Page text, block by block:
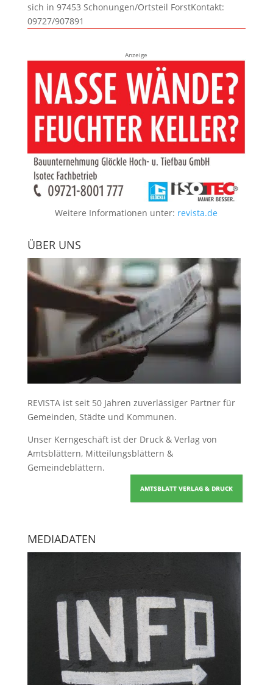
sich in 97453 Schonungen/Ortsteil ForstKontakt:
09727/907891
Anzeige
Weitere Informationen unter: revista.de
ÜBER UNS
REVISTA ist seit 50 Jahren zuverlässiger Partner für
Gemeinden, Städte und Kommunen.
Unser Kerngeschäft ist der Druck & Verlag von
Amtsblättern, Mitteilungsblättern &
Gemeindeblättern.
AMTSBLATT VERLAG & DRUCK
MEDIADATEN